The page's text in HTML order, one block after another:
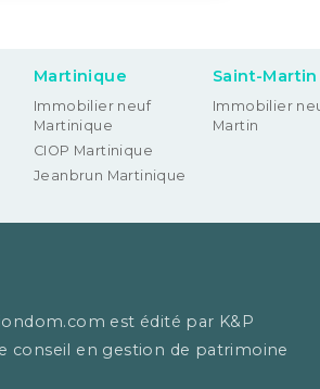
Martinique
Immobilier neuf
Martinique
CIOP Martinique
Jeanbrun Martinique
Saint-Martin
Immobilier
Martin
est édité par K&P
conseil en gestion de patrimoine